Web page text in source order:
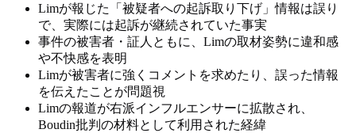
Limが報じた「被疑者への起訴取り下げ」情報は誤り
で、実際には起訴が継続されていた事実
事件の被害者・証人ともに、Limの取材姿勢に違和感
や不快感を表明
Limが被害者に強くコメントを求めたり、誤った情報
を伝えたことが問題視
Limの報道が右派インフルエンサーに拡散され、
Boudin批判の材料として利用された経緯